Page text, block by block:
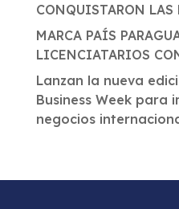
CONQUISTARON LAS
MARCA PAÍS
LICENCIATARIOS
Lanzan la nueva
Business Week para
negocios